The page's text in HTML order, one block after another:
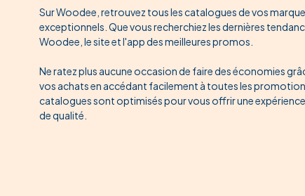
Sur Woodee, retrouvez tous les catalogues de vos
exceptionnels. Que vous recherchiez les dernières
Woodee, le site et l'app des meilleures promos.
Ne ratez plus aucune occasion de faire des économies
vos achats en accédant facilement à toutes les
catalogues sont optimisés pour vous offrir une
de qualité.